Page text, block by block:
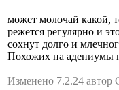
может молочай какой,
режется регулярно и
сохнут долго и
Похожих на адениумы
Изменено 7.2.24 автор